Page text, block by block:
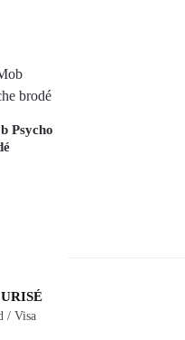
Psycho
/ Visa